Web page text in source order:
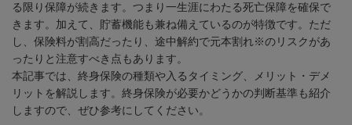
る限り保障が続きます。つまり一生涯にわたる死亡保障を確保で
きます。加えて、貯蓄機能も兼ね備えているのが特徴です。ただ
し、保険料が割高だったり、途中解約で元本割れ※のリスクがあ
ったりと注意すべき点もあります。
本記事では、終身保険の種類や入るタイミング、メリット・デメ
リットを解説します。終身保険が必要かどうかの判断基準も紹介
しますので、ぜひ参考にしてください。